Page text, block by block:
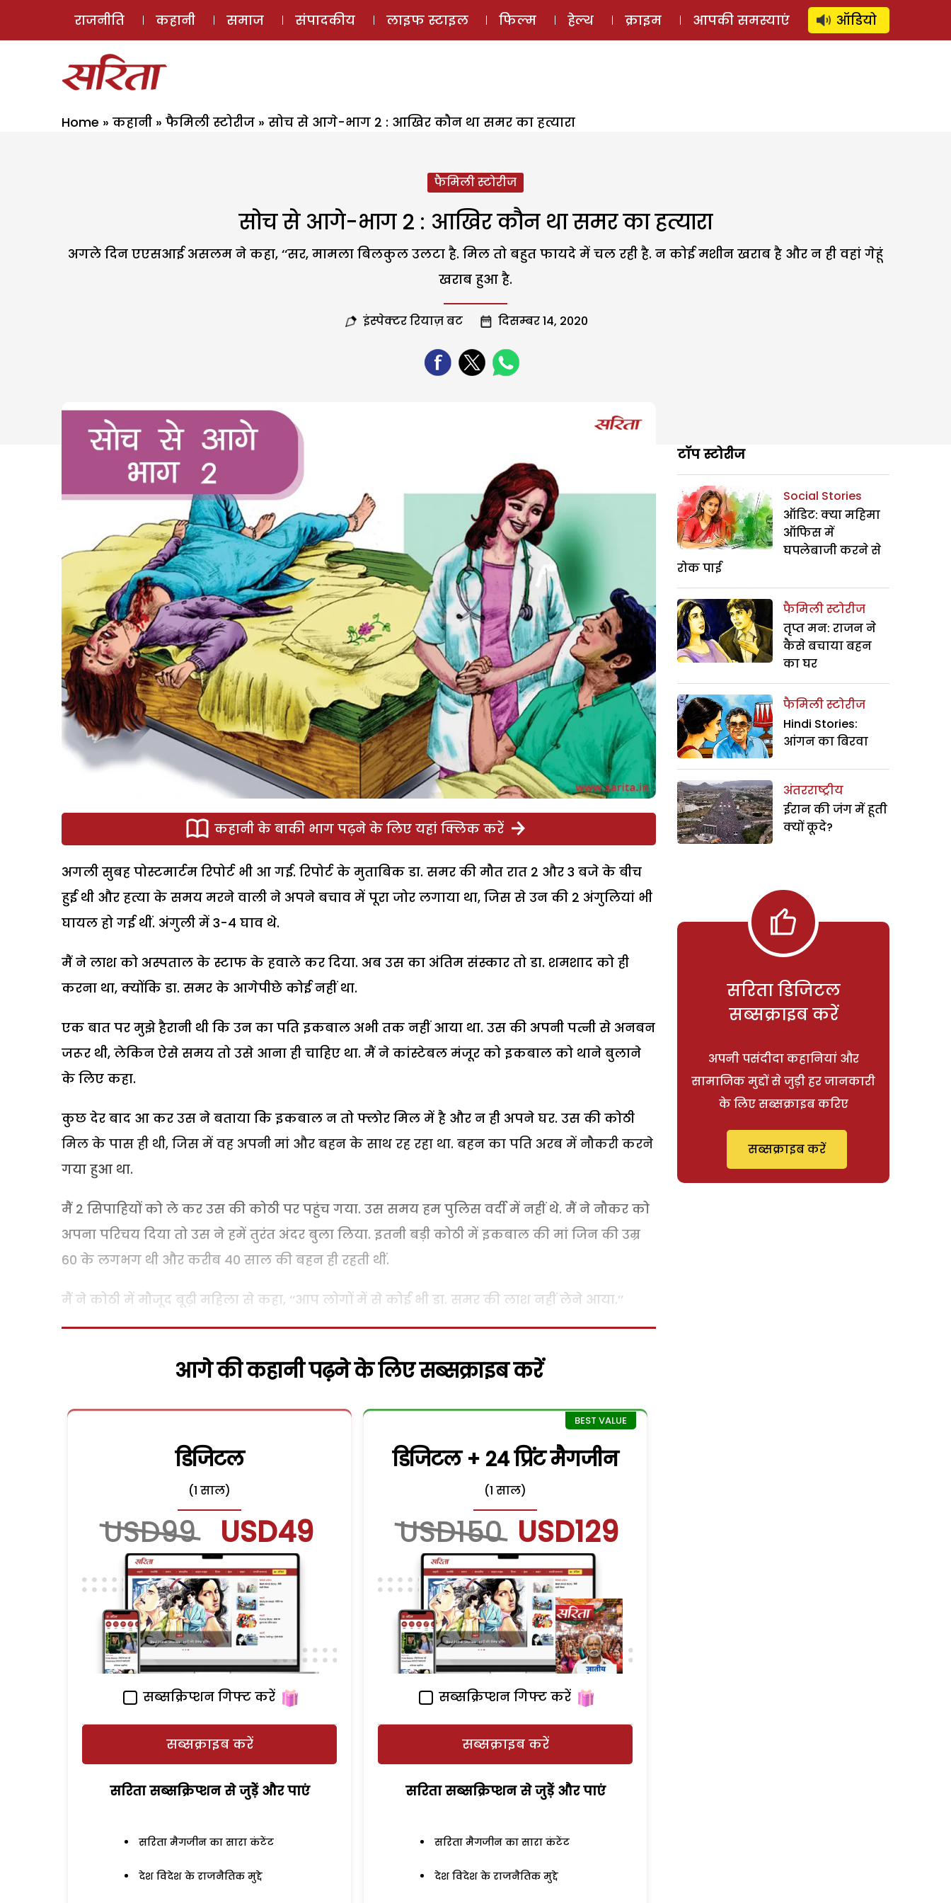
ई-मैगज़ीन ऑडियो स्टोरी लॉग इन ⚲ SUBSCRIBE
राजनीति कहानी समाज संपादकीय लाइफ स्टाइल फिल्म हेल्थ क्राइम आपकी समस्याएं ऑडियो
Home » कहानी » फैमिली स्टोरीज » सोच से आगे-भाग 2 : आखिर कौन था समर का हत्यारा
फैमिली स्टोरीज
सोच से आगे-भाग 2 : आखिर कौन था समर का हत्यारा
अगले दिन एएसआई असलम ने कहा, ‘‘सर, मामला बिलकुल उलटा है. मिल तो बहुत फायदे में चल रही है. न कोई मशीन खराब है और न ही वहां गेहूं
खराब हुआ है.
इंस्पेक्टर रियाज़ बट दिसम्बर 14, 2020
कहानी के बाकी भाग पढ़ने के लिए यहां क्लिक करें
अगली सुबह पोस्टमार्टम रिपोर्ट भी आ गई. रिपोर्ट के मुताबिक डा. समर की मौत रात 2 और 3 बजे के बीच
हुई थी और हत्या के समय मरने वाली ने अपने बचाव में पूरा जोर लगाया था, जिस से उन की 2 अंगुलियां भी
घायल हो गई थीं. अंगुली में 3-4 घाव थे.
मैं ने लाश को अस्पताल के स्टाफ के हवाले कर दिया. अब उस का अंतिम संस्कार तो डा. शमशाद को ही
करना था, क्योंकि डा. समर के आगेपीछे कोई नहीं था.
एक बात पर मुझे हैरानी थी कि उन का पति इकबाल अभी तक नहीं आया था. उस की अपनी पत्नी से अनबन
जरूर थी, लेकिन ऐसे समय तो उसे आना ही चाहिए था. मैं ने कांस्टेबल मंजूर को इकबाल को थाने बुलाने
के लिए कहा.
कुछ देर बाद आ कर उस ने बताया कि इकबाल न तो फ्लोर मिल में है और न ही अपने घर. उस की कोठी
मिल के पास ही थी, जिस में वह अपनी मां और बहन के साथ रह रहा था. बहन का पति अरब में नौकरी करने
गया हुआ था.
मैं 2 सिपाहियों को ले कर उस की कोठी पर पहुंच गया. उस समय हम पुलिस वर्दी में नहीं थे. मैं ने नौकर को
अपना परिचय दिया तो उस ने हमें तुरंत अंदर बुला लिया. इतनी बड़ी कोठी में इकबाल की मां जिन की उम्र
60 के लगभग थी और करीब 40 साल की बहन ही रहती थीं.
मैं ने कोठी में मौजूद बूढ़ी महिला से कहा, ‘‘आप लोगों में से कोई भी डा. समर की लाश नहीं लेने आया.’’
आगे की कहानी पढ़ने के लिए सब्सक्राइब करें
डिजिटल
(1 साल)
USD99 USD49
सब्सक्रिप्शन गिफ्ट करें
सब्सक्राइब करें
सरिता सब्सक्रिप्शन से जुड़ेें और पाएं
सरिता मैगजीन का सारा कंटेंट
देश विदेश के राजनैतिक मुद्दे
डिजिटल + 24 प्रिंट मैगजीन
(1 साल)
USD150 USD129
सब्सक्रिप्शन गिफ्ट करें
सब्सक्राइब करें
सरिता सब्सक्रिप्शन से जुड़ेें और पाएं
सरिता मैगजीन का सारा कंटेंट
देश विदेश के राजनैतिक मुद्दे
टॉप स्टोरीज
Social Stories
ऑडिट: क्या महिमा
ऑफिस में
घपलेबाजी करने से
रोक पाई
फैमिली स्टोरीज
तृप्त मन: राजन ने
कैसे बचाया बहन
का घर
फैमिली स्टोरीज
Hindi Stories:
आंगन का बिरवा
अंतरराष्ट्रीय
ईरान की जंग में हूती
क्यों कूदे?
सरिता डिजिटल
सब्सक्राइब करें
अपनी पसंदीदा कहानियां और
सामाजिक मुद्दों से जुड़ी हर जानकारी
के लिए सब्सक्राइब करिए
सब्सक्राइब करें